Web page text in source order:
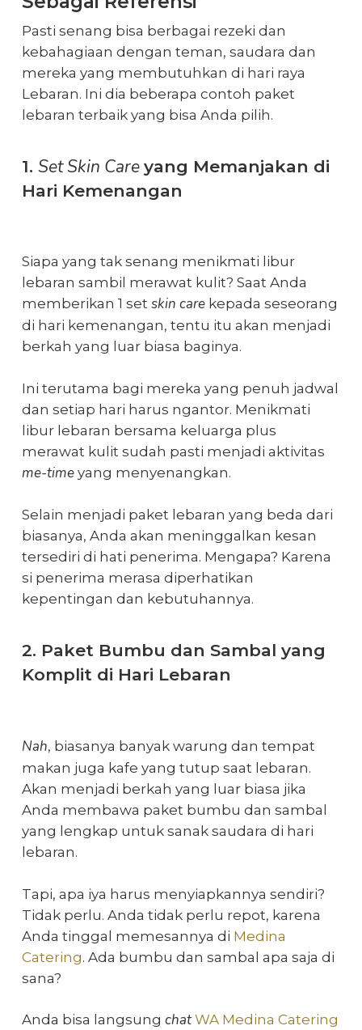
Pasti senang bisa berbagai rezeki dan
kebahagiaan dengan teman, saudara dan
mereka yang membutuhkan di hari raya
Lebaran. Ini dia beberapa contoh paket
lebaran terbaik yang bisa Anda pilih.
1. Set Skin Care yang Memanjakan di
Hari Kemenangan
Siapa yang tak senang menikmati libur
lebaran sambil merawat kulit? Saat Anda
memberikan 1 set skin care kepada seseorang
di hari kemenangan, tentu itu akan menjadi
berkah yang luar biasa baginya.
Ini terutama bagi mereka yang penuh jadwal
dan setiap hari harus ngantor. Menikmati
libur lebaran bersama keluarga plus
merawat kulit sudah pasti menjadi aktivitas
me-time yang menyenangkan.
Selain menjadi paket lebaran yang beda dari
biasanya, Anda akan meninggalkan kesan
tersediri di hati penerima. Mengapa? Karena
si penerima merasa diperhatikan
kepentingan dan kebutuhannya.
2. Paket Bumbu dan Sambal yang
Komplit di Hari Lebaran
Nah, biasanya banyak warung dan tempat
makan juga kafe yang tutup saat lebaran.
Akan menjadi berkah yang luar biasa jika
Anda membawa paket bumbu dan sambal
yang lengkap untuk sanak saudara di hari
lebaran.
Tapi, apa iya harus menyiapkannya sendiri?
Tidak perlu. Anda tidak perlu repot, karena
Anda tinggal memesannya di Medina
Catering. Ada bumbu dan sambal apa saja di
sana?
Anda bisa langsung chatWA Medina Catering